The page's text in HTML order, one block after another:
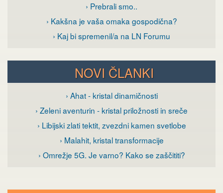
› Prebrali smo..
› Kakšna je vaša omaka gospodična?
› Kaj bi spremenil/a na LN Forumu
NOVI ČLANKI
› Ahat - kristal dinamičnosti
› Zeleni aventurin - kristal priložnosti in sreče
› Libijski zlati tektit, zvezdni kamen svetlobe
› Malahit, kristal transformacije
› Omrežje 5G. Je varno? Kako se zaščititi?